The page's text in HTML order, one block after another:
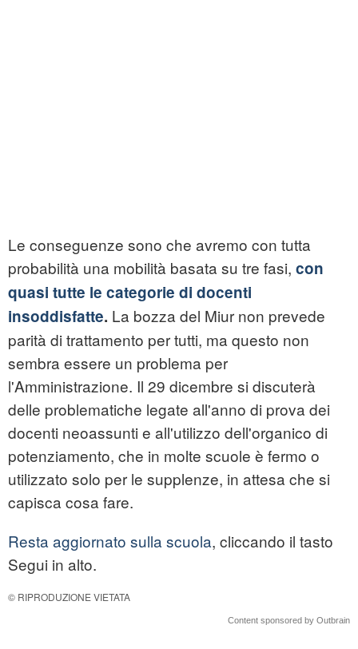
Le conseguenze sono che avremo con tutta
probabilità una mobilità basata su tre fasi, con
quasi tutte le categorie di docenti
insoddisfatte. La bozza del Miur non prevede
parità di trattamento per tutti, ma questo non
sembra essere un problema per
l'Amministrazione. Il 29 dicembre si discuterà
delle problematiche legate all'anno di prova dei
docenti neoassunti e all'utilizzo dell'organico di
potenziamento, che in molte scuole è fermo o
utilizzato solo per le supplenze, in attesa che si
capisca cosa fare.
Resta aggiornato sulla scuola, cliccando il tasto
Segui in alto.
© RIPRODUZIONE VIETATA
Content sponsored by Outbrain